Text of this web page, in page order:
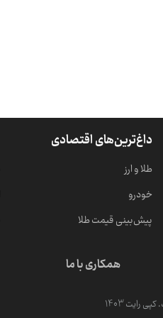
داغ‌ترین‌های اقتصادی
طلا و ارز
خودرو
پیش‌بینی قیمت طلا
همکاری با ما
رایت 1403